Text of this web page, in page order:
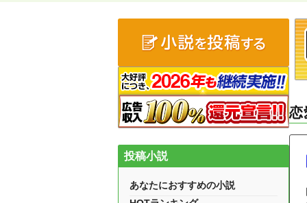
恋
投稿小説
あなたにおすすめの小説